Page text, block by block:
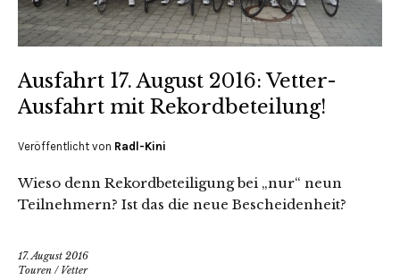
Ausfahrt 17. August 2016: Vetter-
Ausfahrt mit Rekordbeteilung!
Veröffentlicht von Radl-Kini
Wieso denn Rekordbeteiligung bei „nur“ neun
Teilnehmern? Ist das die neue Bescheidenheit?
17. August 2016
Touren / Vetter